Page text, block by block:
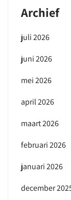
Archief
juli 2026
juni 2026
mei 2026
april 2026
maart 2026
februari 2026
januari 2026
december